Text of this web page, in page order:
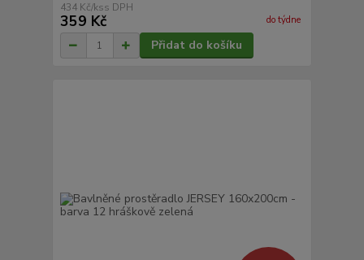
434 Kč/ks
359 Kč do týdne
Přidat do košíku